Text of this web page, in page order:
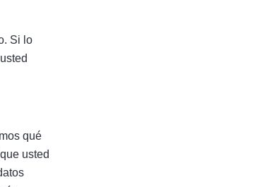
Si lo
qué
usted